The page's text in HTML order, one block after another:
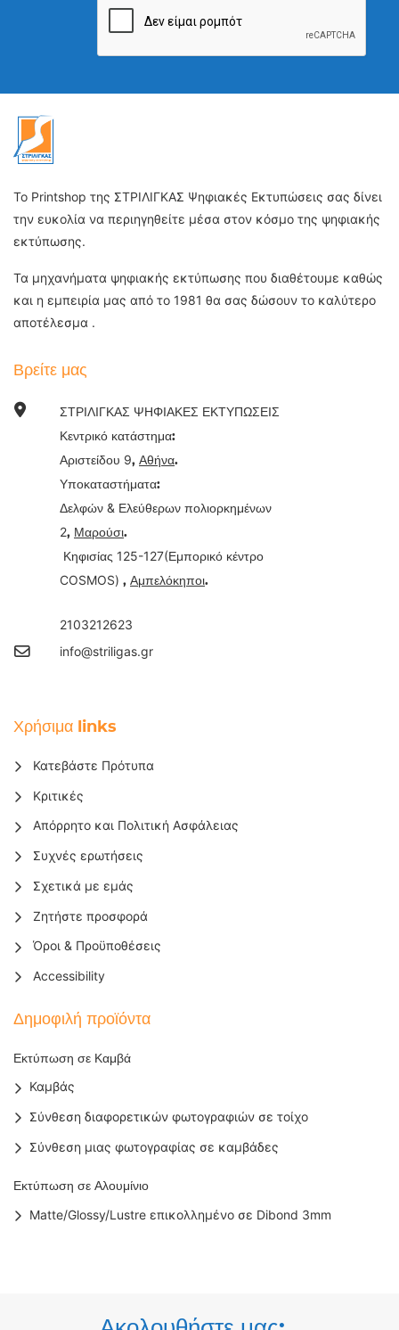
Το Printshop της ΣΤΡΙΛΙΓΚΑΣ Ψηφιακές Εκτυπώσεις σας δίνει
την ευκολία να περιηγηθείτε μέσα στον κόσμο της ψηφιακής
εκτύπωσης.
Τα μηχανήματα ψηφιακής εκτύπωσης που διαθέτουμε καθώς
και η εμπειρία μας από το 1981 θα σας δώσουν το καλύτερο
αποτέλεσμα .
Βρείτε μας
ΣΤΡΙΛΙΓΚΑΣ ΨΗΦΙΑΚΕΣ ΕΚΤΥΠΩΣΕΙΣ
Κεντρικό κατάστημα:
Αριστείδου 9, Αθήνα.
Υποκαταστήματα:
Δελφών & Ελεύθερων πολιορκημένων
2, Μαρούσι.
Κηφισίας 125-127(Εμπορικό κέντρο
COSMOS) , Αμπελόκηποι.
2103212623
info@striligas.gr
Χρήσιμα links
Κατεβάστε Πρότυπα
Κριτικές
Απόρρητο και Πολιτική Ασφάλειας
Συχνές ερωτήσεις
Σχετικά με εμάς
Ζητήστε προσφορά
Όροι & Προϋποθέσεις
Accessibility
Δημοφιλή προϊόντα
Εκτύπωση σε Καμβά
Καμβάς
Σύνθεση διαφορετικών φωτογραφιών σε τοίχο
Σύνθεση μιας φωτογραφίας σε καμβάδες
Εκτύπωση σε Αλουμίνιο
Matte/Glossy/Lustre επικολλημένο σε Dibond 3mm